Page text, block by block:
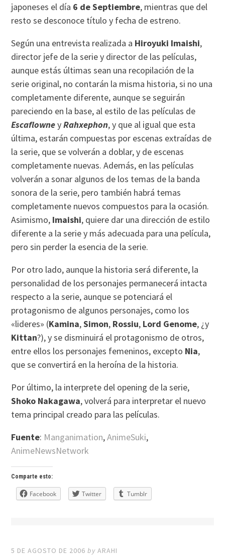
japoneses el día 6 de Septiembre, mientras que del
resto se desconoce título y fecha de estreno.
Según una entrevista realizada a Hiroyuki Imaishi,
director jefe de la serie y director de las películas,
aunque estás últimas sean una recopilación de la
serie original, no contarán la misma historia, si no una
completamente diferente, aunque se seguirán
pareciendo en la base, al estilo de las películas de
EscaflowneyRahxephon, y que al igual que esta
última, estarán compuestas por escenas extraídas de
la serie, que se volverán a doblar, y de escenas
completamente nuevas. Además, en las películas
volverán a sonar algunos de los temas de la banda
sonora de la serie, pero también habrá temas
completamente nuevos compuestos para la ocasión.
Asimismo, Imaishi, quiere dar una dirección de estilo
diferente a la serie y más adecuada para una película,
pero sin perder la esencia de la serie.
Por otro lado, aunque la historia será diferente, la
personalidad de los personajes permanecerá intacta
respecto a la serie, aunque se potenciará el
protagonismo de algunos personajes, como los
«lideres» (Kamina,Simon, Rossiu, Lord Genome, ¿y
Kittan?), y se disminuirá el protagonismo de otros,
entre ellos los personajes femeninos, excepto Nia,
que se convertirá en la heroína de la historia.
Por último, la interprete del opening de la serie,
Shoko Nakagawa, volverá para interpretar el nuevo
tema principal creado para las películas.
Fuente: Manganimation,AnimeSuki,
AnimeNewsNetwork
Comparte esto:
Facebook Twitter Tumblr
5 DE AGOSTO DE 2006 byARAHI